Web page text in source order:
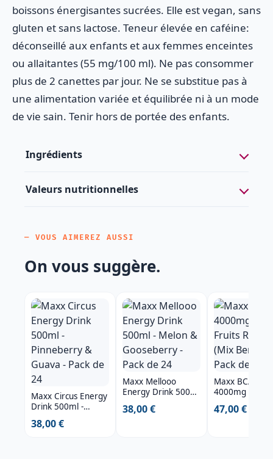
boissons énergisantes sucrées. Elle est vegan, sans
gluten et sans lactose. Teneur élevée en caféine:
déconseillé aux enfants et aux femmes enceintes
ou allaitantes (55 mg/100 ml). Ne pas consommer
plus de 2 canettes par jour. Ne se substitue pas à
une alimentation variée et équilibrée ni à un mode
de vie sain. Tenir hors de portée des enfants.
Ingrédients
Valeurs nutritionnelles
— VOUS AIMEREZ AUSSI
On vous suggère.
Maxx Circus Energy
Drink 500ml -
Guava - Pack de 24
38,00 €
Maxx Mellooo
Energy Drink 500ml
Gooseberry - Pack
38,00 €
Maxx BCAA
4000mg
Berry) - Pack
47,00 €